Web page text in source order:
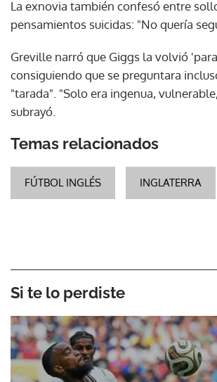
La exnovia también confesó entre
pensamientos suicidas: "No quería
Greville narró que Giggs la volvió
consiguiendo que se preguntara
"tarada". "Solo era ingenua,
subrayó.
Temas relacionados
FÚTBOL INGLÉS INGLATERRA
Si te lo perdiste